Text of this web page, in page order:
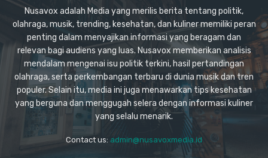
Nusavox adalah Media yang merilis berita tentang politik,
olahraga, musik, trending, kesehatan, dan kuliner memiliki peran
penting dalam menyajikan informasi yang beragam dan
relevan bagi audiens yang luas. Nusavox memberikan analisis
mendalam mengenai isu politik terkini, hasil pertandingan
olahraga, serta perkembangan terbaru di dunia musik dan tren
populer. Selain itu, media ini juga menawarkan tips kesehatan
yang berguna dan menggugah selera dengan informasi kuliner
yang selalu menarik.
Contact us: admin@nusavoxmedia.id